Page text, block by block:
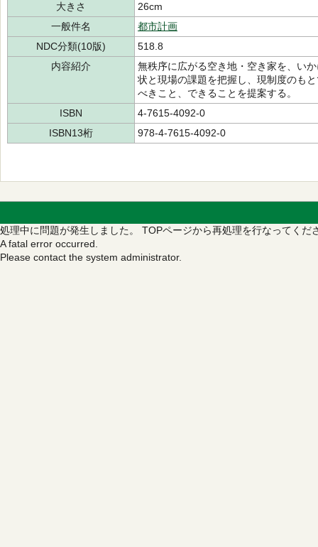
大きさ
26cm
一般件名
都市計画
NDC分類(10版)
518.8
内容紹介
無秩序に広がる空き地・空き家を、い
状と現場の課題を把握し、現制度のも
べきこと、できることを提案する。
ISBN
4-7615-4092-0
ISBN13桁
978-4-7615-4092-0
処理中に問題が発生しました。 TOPページから再処理を行なってくだ
A fatal error occurred.
Please contact the system administrator.